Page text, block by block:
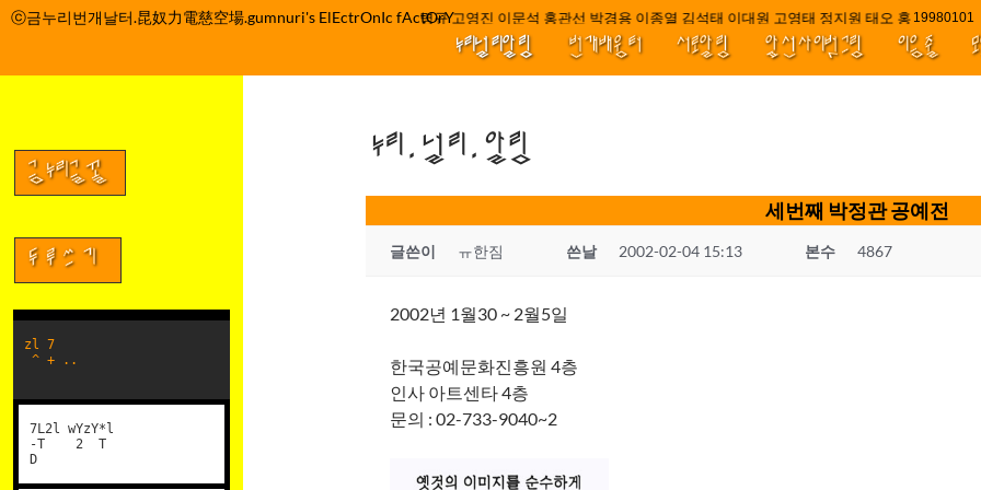
컨
기
ⓒ금누리번개날터.昆奴力電慈空場.gumnuri's ElEctrOnIc fActOrY박정관 조명규 고영진 이문석 홍관선 박경용 이종열 김석태 이대원 고영태 정지원 태오 홍 최윤호
19980101
////
누리널리알림 번개배움터 서로알림 앞선사이벗그림 이음줄
누리.널리.알림
세번째 박정관 공예전
글쓴이 ㅠ한짐 쓴날 2002-02-04 15:13 본수 4867
2002년 1월30 ~ 2월5일
한국공예문화진흥원 4층
인사 아트센타 4층
문의 : 02-733-9040~2
금누리글꼴
두루쓰기
zl 7
^ + ..
7L2l wYzY*l
-T 2 T
D